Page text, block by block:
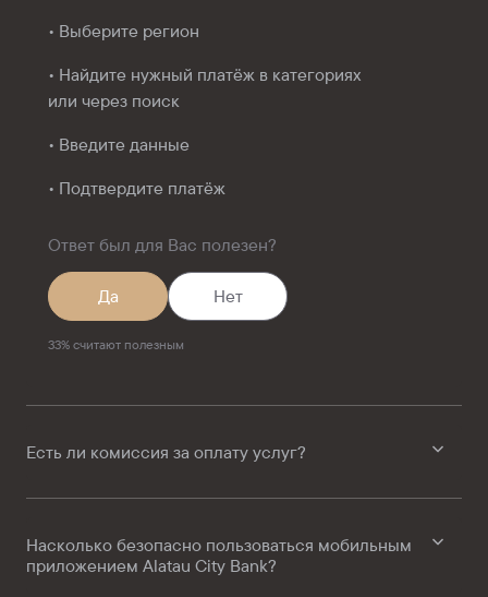
• Выберите регион
• Найдите нужный платёж в категориях
или через поиск
• Введите данные
• Подтвердите платёж
Ответ был для Вас полезен?
Да Нет
33%считают полезным
Есть ли комиссия за оплату услуг?
Насколько безопасно пользоваться мобильным
приложением Alatau City Bank?